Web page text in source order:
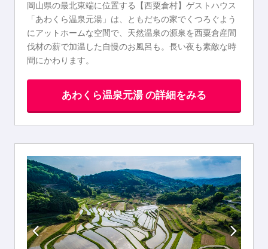
岡山県の最北東端に位置する【西粟倉村】ゲストハウス
「あわくら温泉元湯」は、ともだちの家でくつろぐよう
にアットホームな空間で、天然温泉の源泉を西粟倉産間
伐材の薪で加温した自慢のお風呂も。長い夜も素敵な時
間にかわります。
あわくら温泉元湯 の詳細をみる